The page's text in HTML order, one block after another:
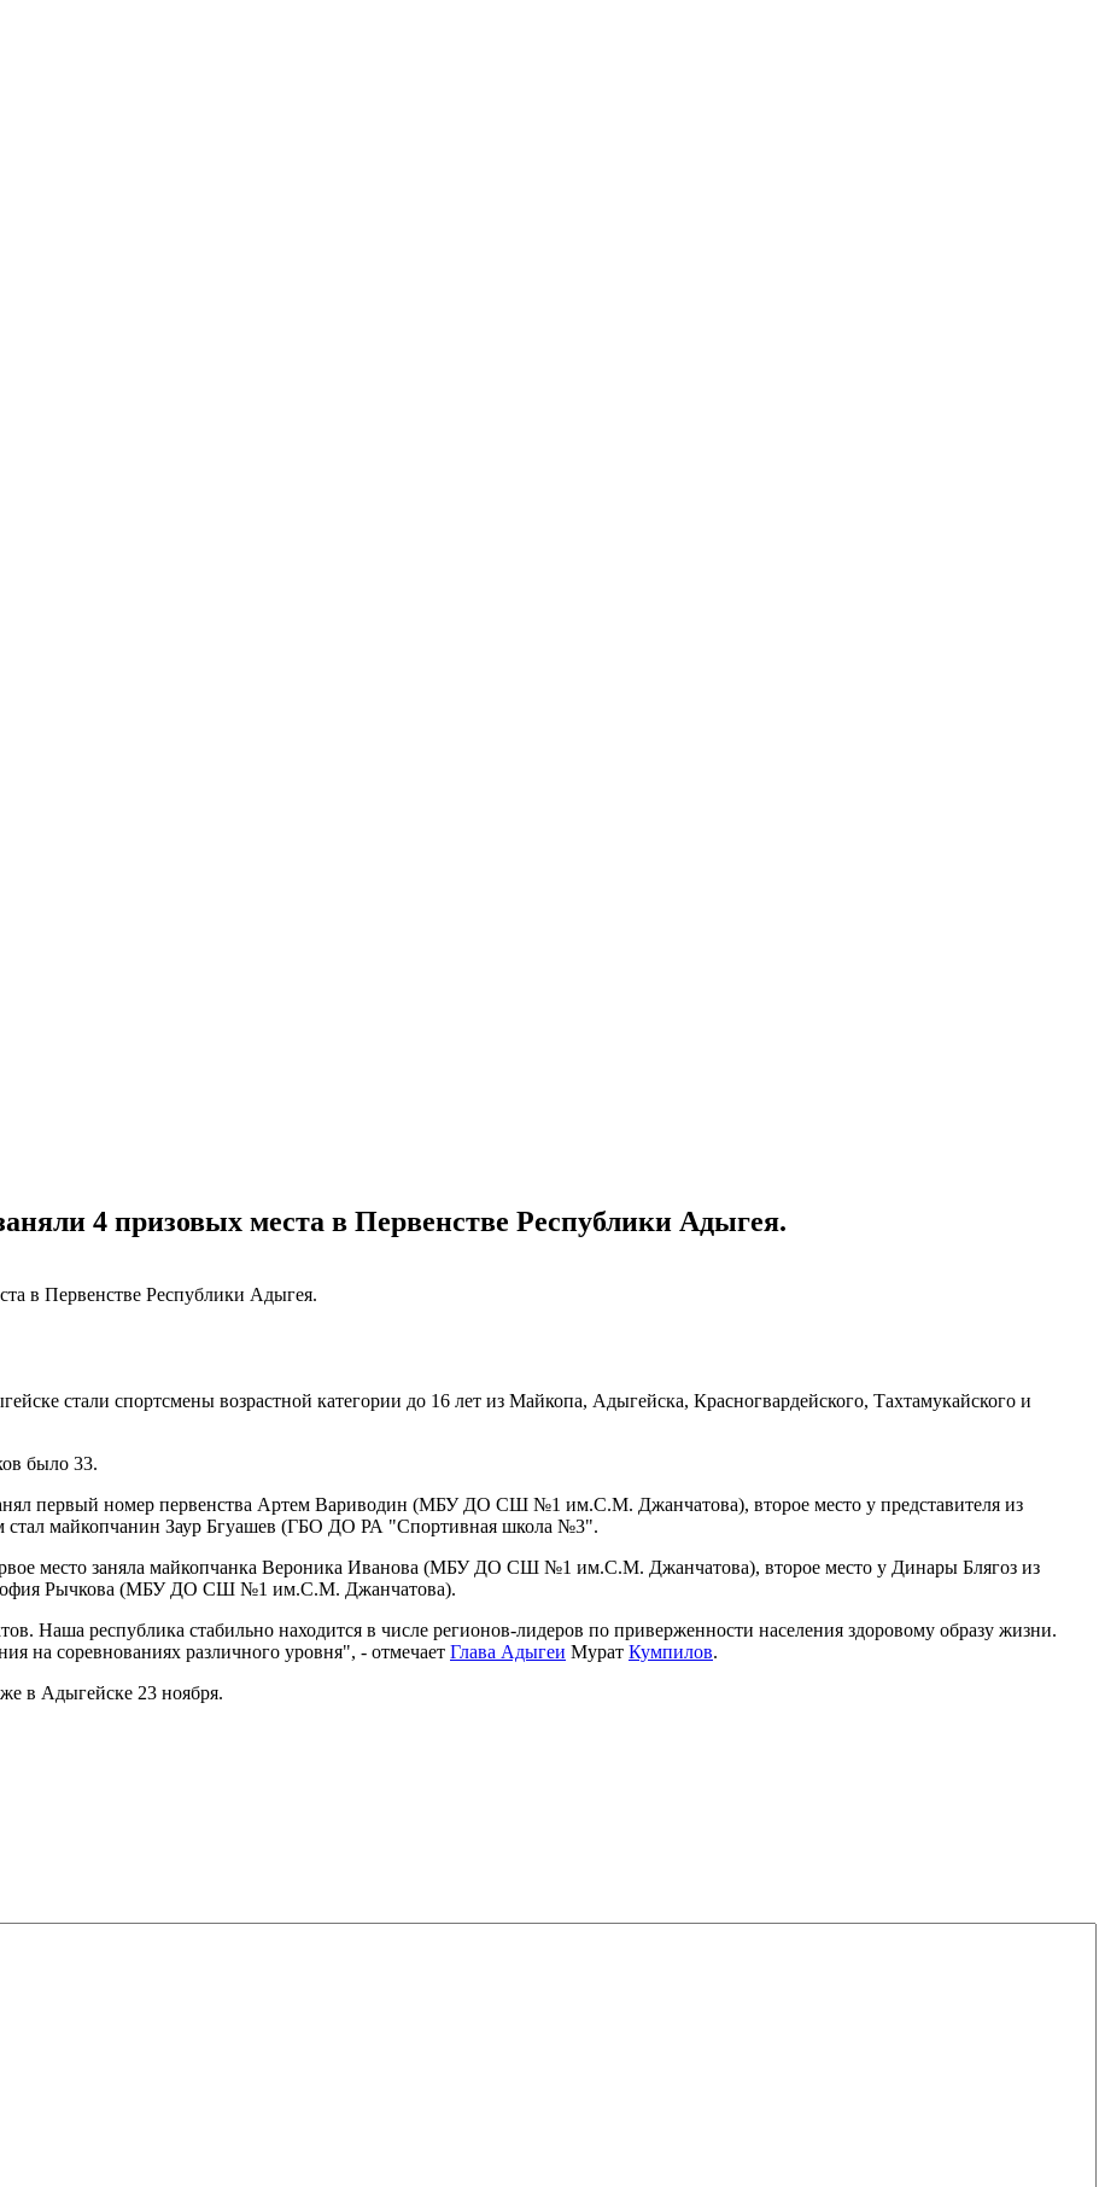
4 призовых места в Первенстве Республики Адыгея.
стали спортсмены возрастной категории до 16 лет из Майкопа, Адыгейска, Красногвардейского, Тахтамукайского и
было 33.
первый номер первенства Артем Вариводин (МБУ ДО СШ №1 им.С.М. Джанчатова), второе место у представителя из
стал майкопчанин Заур Бгуашев (ГБО ДО РА "Спортивная школа №3".
место заняла майкопчанка Вероника Иванова (МБУ ДО СШ №1 им.С.М. Джанчатова), второе место у Динары Блягоз из
София Рычкова (МБУ ДО СШ №1 им.С.М. Джанчатова).
Наша республика стабильно находится в числе регионов-лидеров по приверженности населения здоровому образу жизни.
на соревнованиях различного уровня", - отмечает Глава Адыгеи Мурат Кумпилов.
в Адыгейске 23 ноября.